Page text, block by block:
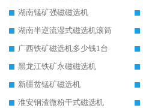
湖南锰矿强磁磁选机
湖南半逆流湿式磁选机滚筒
广西铁矿磁选机多少钱1台
黑龙江铁矿永磁磁选机
新疆贫锰矿磁选机
淮安钢渣微粉干式磁选机